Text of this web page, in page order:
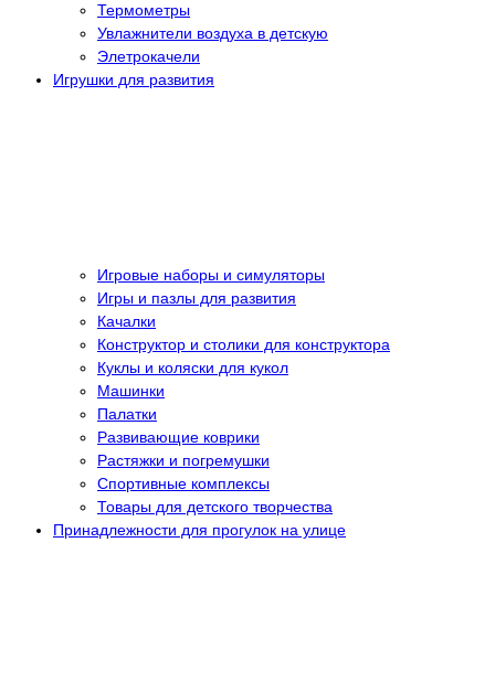
Термометры
Увлажнители воздуха в детскую
Элетрокачели
Игрушки для развития
Игровые наборы и симуляторы
Игры и пазлы для развития
Качалки
Конструктор и столики для конструктора
Куклы и коляски для кукол
Машинки
Палатки
Развивающие коврики
Растяжки и погремушки
Спортивные комплексы
Товары для детского творчества
Принадлежности для прогулок на улице